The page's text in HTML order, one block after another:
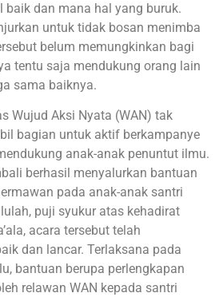
baik dan mana hal yang buruk.
untuk tidak bosan menimba
belum memungkinkan bagi
tentu saja mendukung orang lain
sama baiknya.
Wujud Aksi Nyata (WAN) tak
bagian untuk aktif berkampanye
anak-anak penuntut ilmu.
berhasil menyalurkan bantuan
pada anak-anak santri
puji syukur atas kehadirat
acara tersebut telah
dan lancar. Terlaksana pada
bantuan berupa perlengkapan
relawan WAN kepada santri